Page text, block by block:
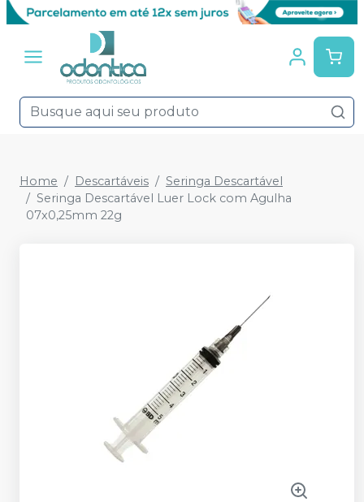
Home Descartáveis
Seringa Descartável
Seringa Descartável Luer Lock com Agulha
07x0,25mm 22g